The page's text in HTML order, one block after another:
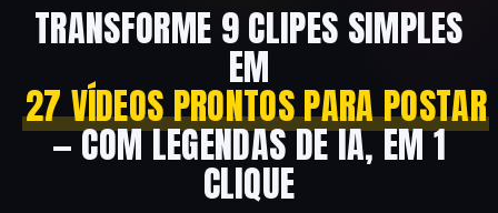
TRANSFORME 9 CLIPES SIMPLES
EM
27 VÍDEOS PRONTOS PARA POSTAR
— COM LEGENDAS DE IA, EM 1
CLIQUE